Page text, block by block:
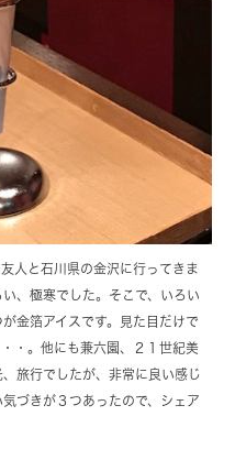
人と石川県の金沢に行ってきま
、極寒でした。そこで、いろい
金箔アイスです。見た目だけで
・。他にも兼六園、２１世紀美
旅行でしたが、非常に良い感じ
づきが３つあったので、シェア